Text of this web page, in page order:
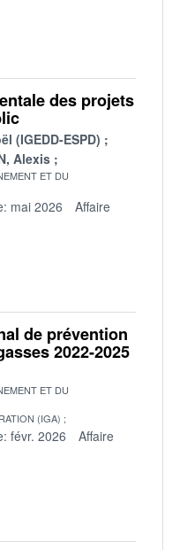
des projets
(IGEDD-ESPD)
Alexis
ET DU
mai 2026
Affaire
de prévention
2022-2025
ET DU
(IGA)
févr. 2026
Affaire